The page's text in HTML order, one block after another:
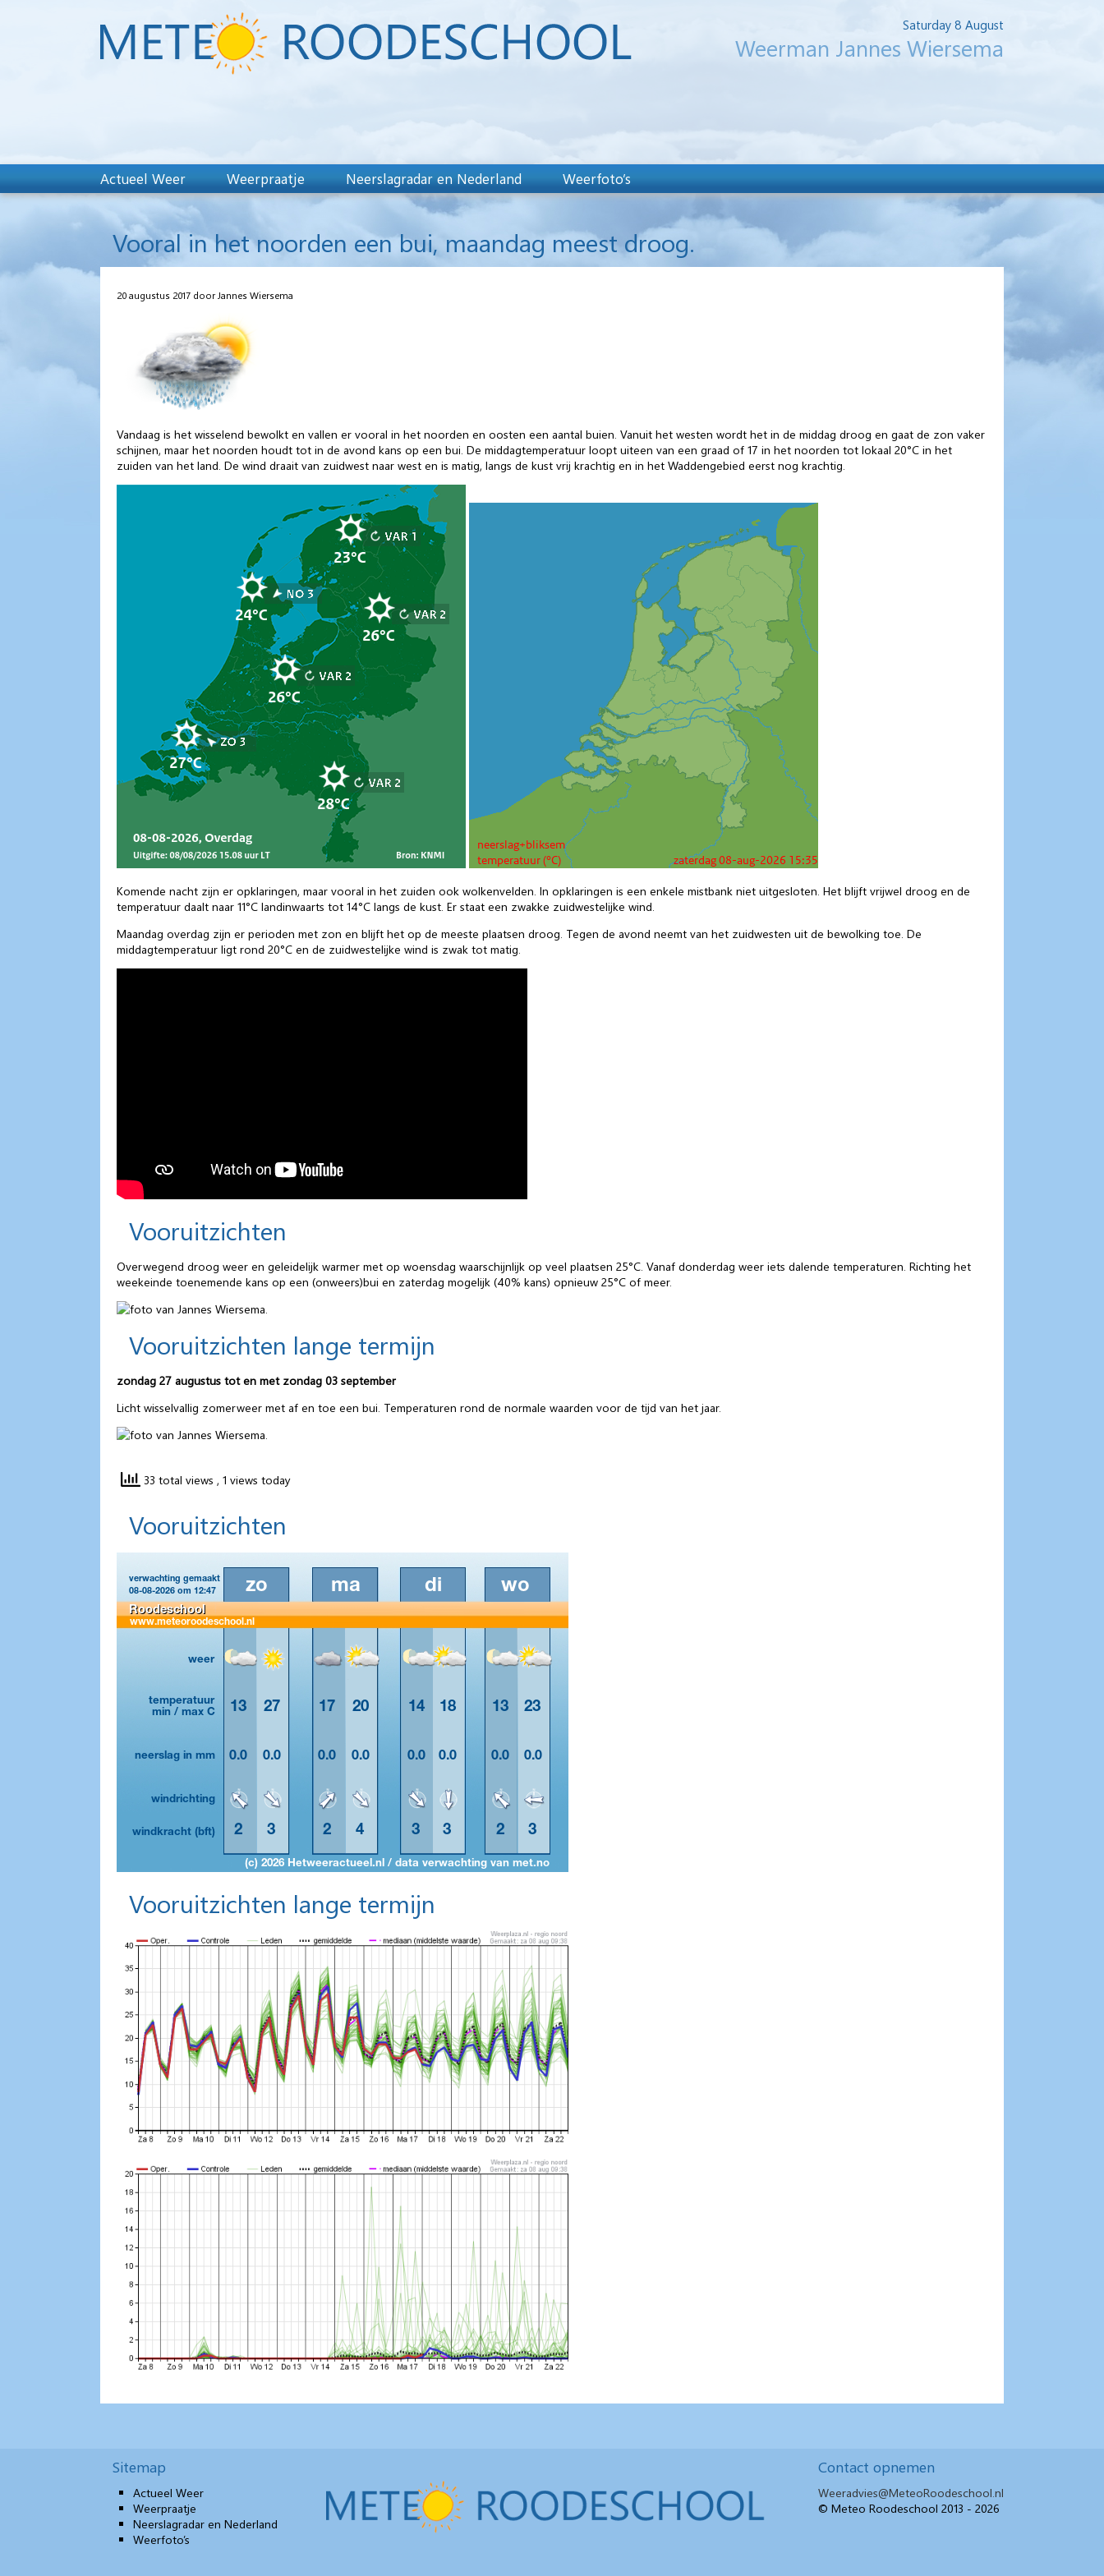
Saturday 8 August
Weerman Jannes Wiersema
Actueel Weer Weerpraatje Neerslagradar en Nederland Weerfoto’s
Vooral in het noorden een bui, maandag meest droog.
20 augustus 2017 door Jannes Wiersema
Vandaag is het wisselend bewolkt en vallen er vooral in het noorden en oosten een aantal buien. Vanuit het westen wordt het in de middag droog en gaat de zon vaker
schijnen, maar het noorden houdt tot in de avond kans op een bui. De middagtemperatuur loopt uiteen van een graad of 17 in het noorden tot lokaal 20°C in het
zuiden van het land. De wind draait van zuidwest naar west en is matig, langs de kust vrij krachtig en in het Waddengebied eerst nog krachtig.
Komende nacht zijn er opklaringen, maar vooral in het zuiden ook wolkenvelden. In opklaringen is een enkele mistbank niet uitgesloten. Het blijft vrijwel droog en de
temperatuur daalt naar 11°C landinwaarts tot 14°C langs de kust. Er staat een zwakke zuidwestelijke wind.
Maandag overdag zijn er perioden met zon en blijft het op de meeste plaatsen droog. Tegen de avond neemt van het zuidwesten uit de bewolking toe. De
middagtemperatuur ligt rond 20°C en de zuidwestelijke wind is zwak tot matig.
Vooruitzichten
Overwegend droog weer en geleidelijk warmer met op woensdag waarschijnlijk op veel plaatsen 25°C. Vanaf donderdag weer iets dalende temperaturen. Richting het
weekeinde toenemende kans op een (onweers)bui en zaterdag mogelijk (40% kans) opnieuw 25°C of meer.
Vooruitzichten lange termijn
zondag 27 augustus tot en met zondag 03 september
Licht wisselvallig zomerweer met af en toe een bui. Temperaturen rond de normale waarden voor de tijd van het jaar.
33 total views , 1 views today
Vooruitzichten
Vooruitzichten lange termijn
Sitemap
Actueel Weer
Weerpraatje
Neerslagradar en Nederland
Weerfoto’s
Contact opnemen
Weeradvies@MeteoRoodeschool.nl
© Meteo Roodeschool 2013 - 2026